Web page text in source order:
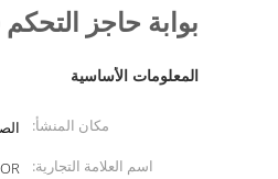
بوابة حاجز التحكم
المعلومات الأساسية
مكان المنشأ:
اسم العلامة التجارية: